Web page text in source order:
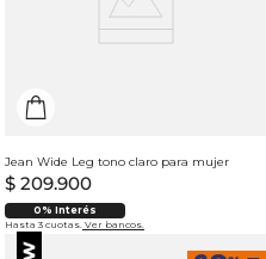
Jean Wide Leg tono claro para mujer
$ 209.900
0% Interés
Hasta 3 cuotas. Ver bancos.